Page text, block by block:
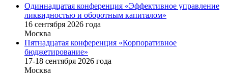
Одиннадцатая конференция «Эффективное управление
ликвидностью и оборотным капиталом»
16 cентября 2026 года
Москва
Пятнадцатая конференция «Корпоративное
бюджетирование»
17-18 сентября 2026 года
Москва